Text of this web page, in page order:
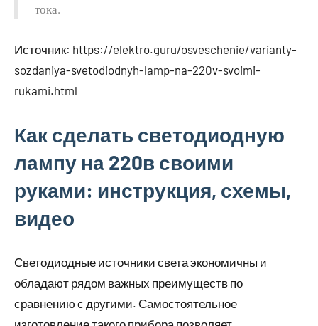
тока.
Источник: https://elektro.guru/osveschenie/varianty-
sozdaniya-svetodiodnyh-lamp-na-220v-svoimi-
rukami.html
Как сделать светодиодную
лампу на 220в своими
руками: инструкция, схемы,
видео
Светодиодные источники света экономичны и
обладают рядом важных преимуществ по
сравнению с другими. Самостоятельное